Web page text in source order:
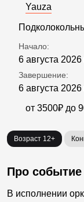
Yauza
Начало:
6 августа
Завершение:
6 августа
от 3500₽ до
Возраст 12+
Про событие
В исполнении